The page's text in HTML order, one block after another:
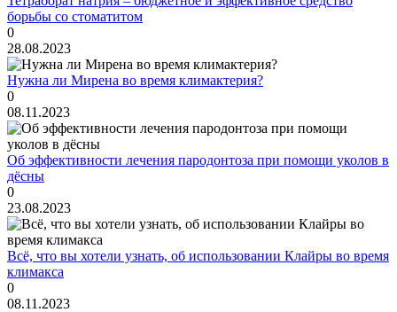
борьбы со стоматитом
0
28.08.2023
Нужна ли Мирена во время климактерия?
0
08.11.2023
Об эффективности лечения пародонтоза при помощи уколов в
дёсны
0
23.08.2023
Всё, что вы хотели узнать, об использовании Клайры во время
климакса
0
08.11.2023